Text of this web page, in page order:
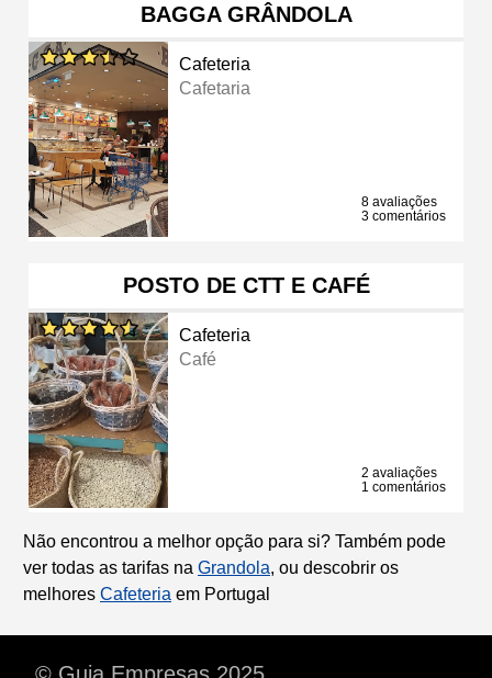
BAGGA GRÂNDOLA
Cafeteria
Cafetaria
8 avaliações
3 comentários
POSTO DE CTT E CAFÉ
Cafeteria
Café
2 avaliações
1 comentários
Não encontrou a melhor opção para si? Também pode
ver todas as tarifas na Grandola, ou descobrir os
melhores Cafeteria em Portugal
© Guia Empresas 2025